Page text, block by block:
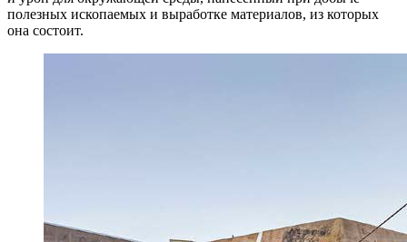
полезных ископаемых и выработке материалов, из которых
она состоит.